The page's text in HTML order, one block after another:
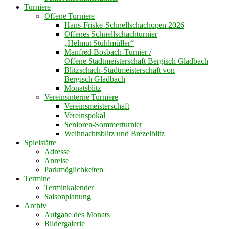
Turniere
Offene Turniere
Hans-Friske-Schnellschachopen 2026
Offenes Schnellschachturnier
„Helmut Stuhlmüller“
Manfred-Bosbach-Turnier /
Offene Stadtmeisterschaft Bergisch Gladbach
Blitzschach-Stadtmeisterschaft von
Bergisch Gladbach
Monatsblitz
Vereinsinterne Turniere
Vereinsmeisterschaft
Vereinspokal
Senioren-Sommerturnier
Weihnachtsblitz und Brezelblitz
Spielstätte
Adresse
Anreise
Parkmöglichkeiten
Termine
Terminkalender
Saisonplanung
Archiv
Aufgabe des Monats
Bildergalerie